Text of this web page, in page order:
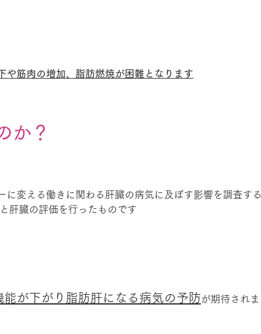
や筋肉の増加、脂肪燃焼が困難となります
か？
変える働きに関わる肝臓の病気に及ぼす影響を調査する
肝臓の評価を行ったものです
能が下がり脂肪肝になる病気の予防が期待されま